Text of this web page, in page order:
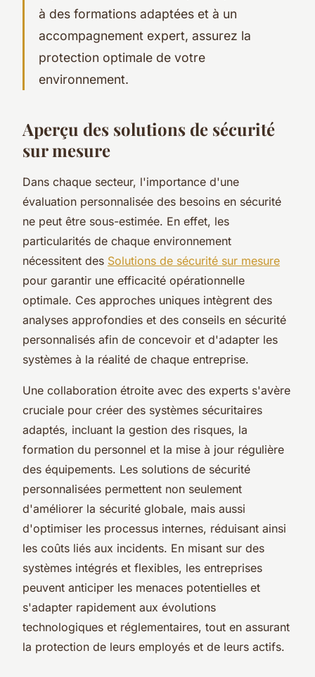
à des formations adaptées et à un
accompagnement expert, assurez la
protection optimale de votre
environnement.
Aperçu des solutions de sécurité
sur mesure
Dans chaque secteur, l'importance d'une
évaluation personnalisée des besoins en sécurité
ne peut être sous-estimée. En effet, les
particularités de chaque environnement
nécessitent des Solutions de sécurité sur mesure
pour garantir une efficacité opérationnelle
optimale. Ces approches uniques intègrent des
analyses approfondies et des conseils en sécurité
personnalisés afin de concevoir et d'adapter les
systèmes à la réalité de chaque entreprise.
Une collaboration étroite avec des experts s'avère
cruciale pour créer des systèmes sécuritaires
adaptés, incluant la gestion des risques, la
formation du personnel et la mise à jour régulière
des équipements. Les solutions de sécurité
personnalisées permettent non seulement
d'améliorer la sécurité globale, mais aussi
d'optimiser les processus internes, réduisant ainsi
les coûts liés aux incidents. En misant sur des
systèmes intégrés et flexibles, les entreprises
peuvent anticiper les menaces potentielles et
s'adapter rapidement aux évolutions
technologiques et réglementaires, tout en assurant
la protection de leurs employés et de leurs actifs.